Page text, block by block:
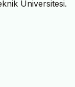
Üniversitesi.